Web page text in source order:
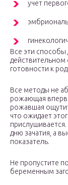
учет
Все эти
действительном
готовности к
Все методы не
рожающая
рожавшая
что ожидает
дню зачатия, а
показатель.
Не пропустите
беременным